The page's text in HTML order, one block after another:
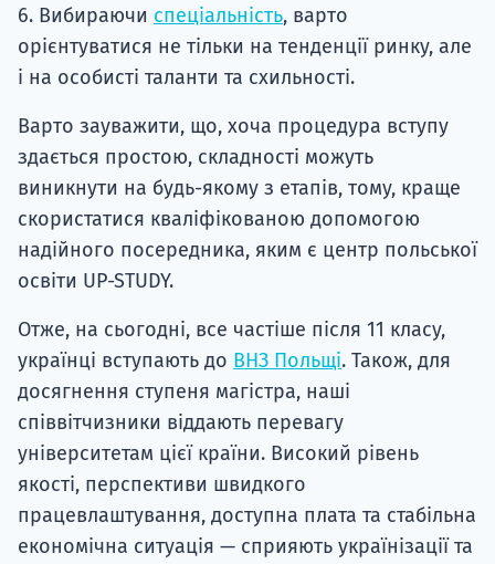
6. Вибираючи спеціальність, варто
орієнтуватися не тільки на тенденції ринку, але
і на особисті таланти та схильності.
Варто зауважити, що, хоча процедура вступу
здається простою, складності можуть
виникнути на будь-якому з етапів, тому, краще
скористатися кваліфікованою допомогою
надійного посередника, яким є центр польської
освіти UP-STUDY.
Отже, на сьогодні, все частіше після 11 класу,
українці вступають до ВНЗ Польщі. Також, для
досягнення ступеня магістра, наші
співвітчизники віддають перевагу
університетам цієї країни. Високий рівень
якості, перспективи швидкого
працевлаштування, доступна плата та стабільна
економічна ситуація — сприяють українізації та